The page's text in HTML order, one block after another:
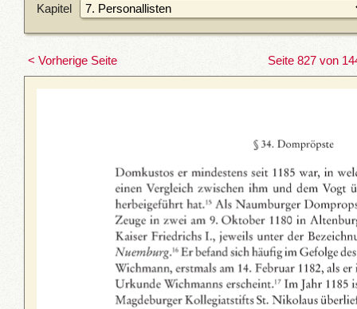
Kapitel
< Vorherige Seite Seite 827 von